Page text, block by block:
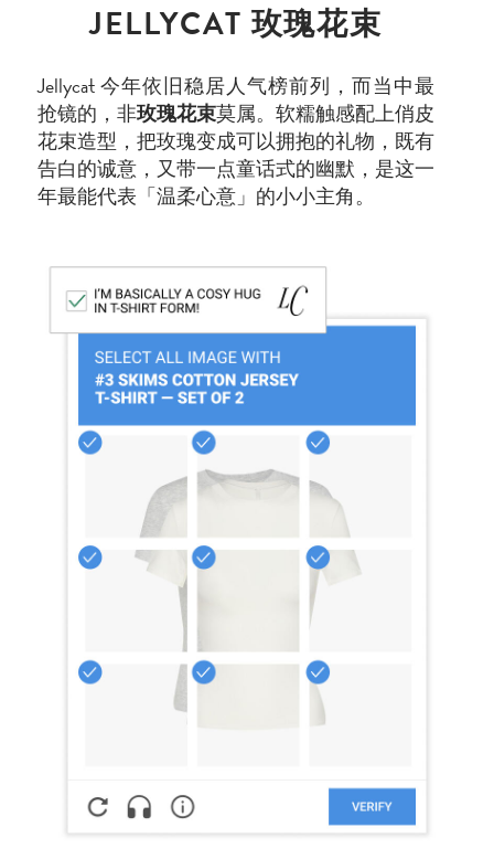
JELLYCAT 玫瑰花束
Jellycat 今年依旧稳居人气榜前列，而当中最
抢镜的，非玫瑰花束莫属。软糯触感配上俏皮
花束造型，把玫瑰变成可以拥抱的礼物，既有
告白的诚意，又带一点童话式的幽默，是这一
年最能代表「温柔心意」的小小主角。